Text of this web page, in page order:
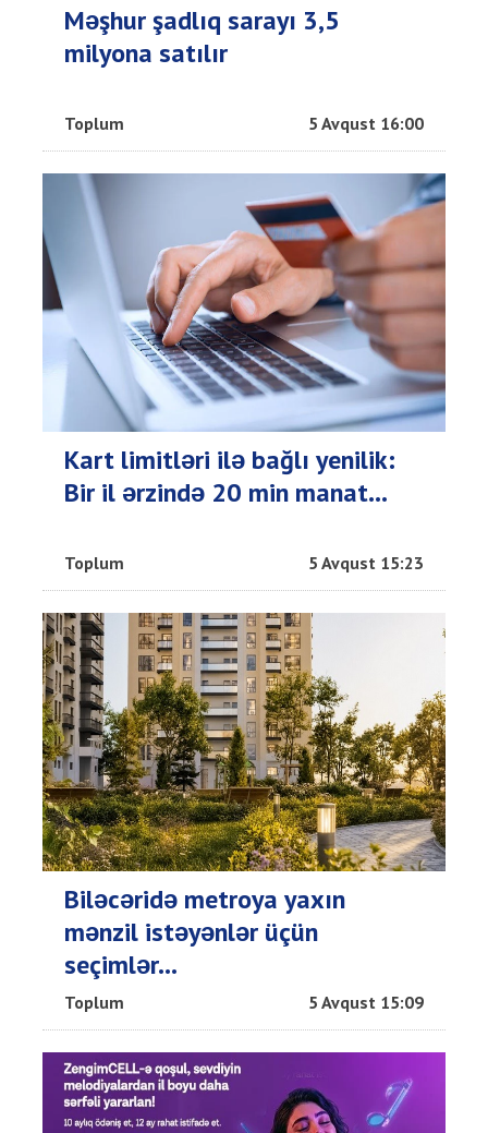
Məşhur şadlıq sarayı 3,5
milyona satılır
Toplum 5 Avqust 16:00
Kart limitləri ilə bağlı yenilik:
Bir il ərzində 20 min manat...
Toplum 5 Avqust 15:23
Biləcəridə metroya yaxın
mənzil istəyənlər üçün
seçimlər...
Toplum 5 Avqust 15:09